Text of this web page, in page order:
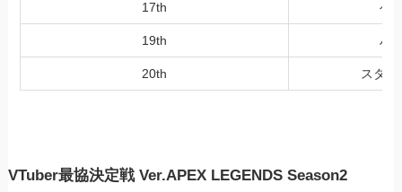
17th ベ
19th ハ
20th スタ
VTuber最協決定戦 Ver.APEX LEGENDS Season2